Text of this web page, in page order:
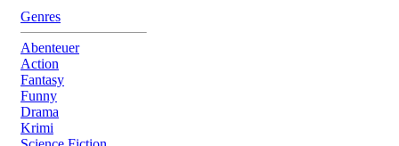
Genres
Abenteuer
Action
Fantasy
Funny
Drama
Krimi